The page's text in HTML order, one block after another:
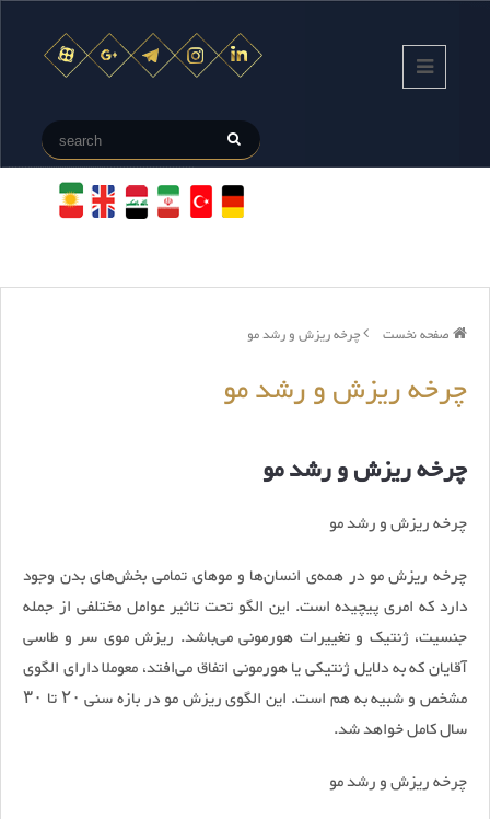
صفحه نخست چرخه ریزش و رشد مو
چرخه ریزش و رشد مو
چرخه ریزش و رشد مو
چرخه ریزش و رشد مو
چرخه ریزش مو در همه‌ی انسان‌ها و موهای تمامی بخش‌های بدن وجود
دارد که امری پیچیده است. این الگو تحت تاثیر عوامل مختلفی از جمله
جنسیت، ژنتیک و تغییرات هورمونی می‌باشد. ریزش موی سر و طاسی
آقایان که به دلایل ژنتیکی یا هورمونی اتفاق می‌افتد، معوملا دارای الگوی
مشخص و شبیه به هم است. این الگوی ریزش مو در بازه سنی ۲۰ تا ۳۰
سال کامل خواهد شد.
چرخه ریزش و رشد مو